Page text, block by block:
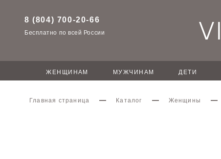
8 (804) 700-20-66
Бесплатно по всей России
ЖЕНЩИНАМ МУЖЧИНАМ ДЕТИ
Главная страница Каталог Женщины